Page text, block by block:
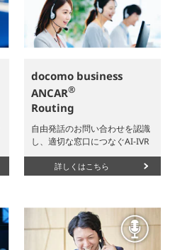
docomo business
ANCAR®
Routing
自由発話のお問い合わせを認識
し、適切な窓口につなぐAI-IVR
詳しくはこちら